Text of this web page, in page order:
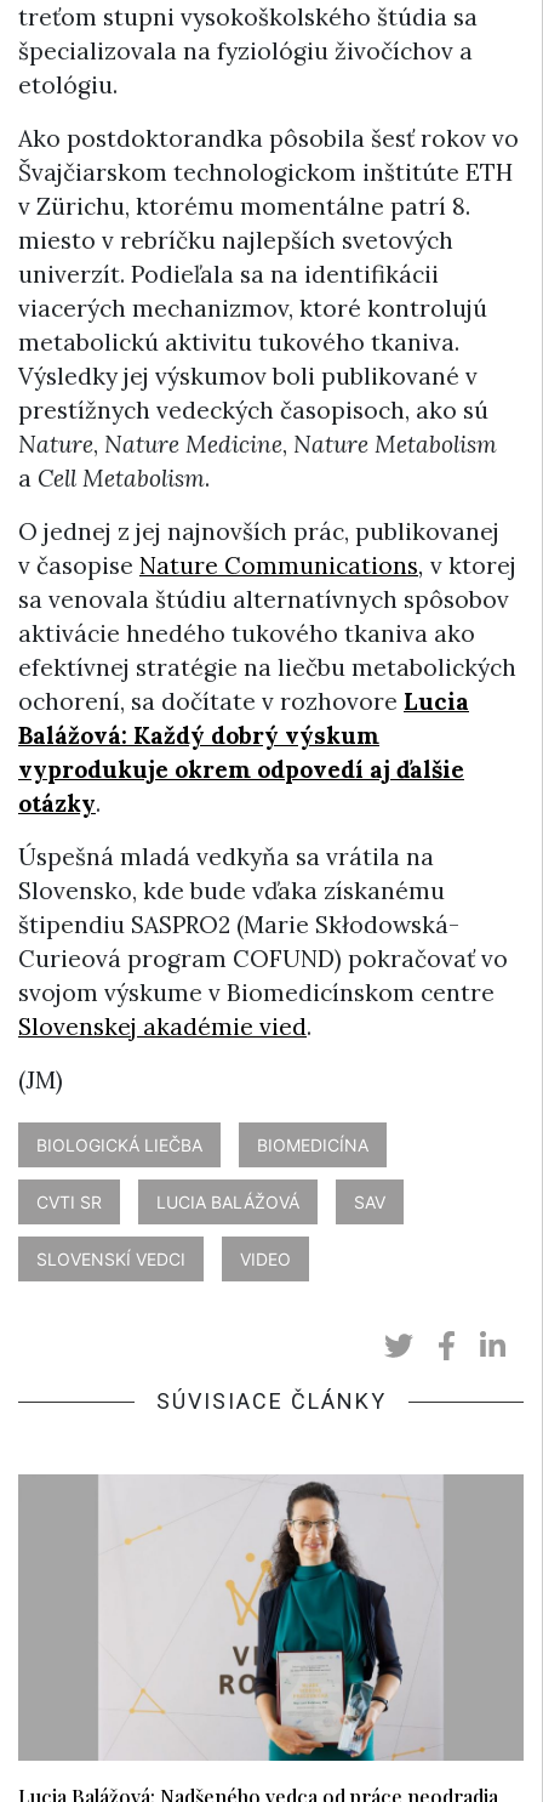
treťom stupni vysokoškolského štúdia sa
špecializovala na fyziológiu živočíchov a
etológiu.
Ako postdoktorandka pôsobila šesť rokov vo
Švajčiarskom technologickom inštitúte ETH
v Zürichu, ktorému momentálne patrí 8.
miesto v rebríčku najlepších svetových
univerzít. Podieľala sa na identifikácii
viacerých mechanizmov, ktoré kontrolujú
metabolickú aktivitu tukového tkaniva.
Výsledky jej výskumov boli publikované v
prestížnych vedeckých časopisoch, ako sú
Nature, Nature Medicine, Nature Metabolism
a Cell Metabolism.
O jednej z jej najnovších prác, publikovanej
v časopise Nature Communications, v ktorej
sa venovala štúdiu alternatívnych spôsobov
aktivácie hnedého tukového tkaniva ako
efektívnej stratégie na liečbu metabolických
ochorení, sa dočítate v rozhovore Lucia
Balážová: Každý dobrý výskum
vyprodukuje okrem odpovedí aj ďalšie
otázky.
Úspešná mladá vedkyňa sa vrátila na
Slovensko, kde bude vďaka získanému
štipendiu SASPRO2 (Marie Skłodowská-
Curieová program COFUND) pokračovať vo
svojom výskume v Biomedicínskom centre
Slovenskej akadémie vied.
(JM)
BIOLOGICKÁ LIEČBA BIOMEDICÍNA
CVTI SR LUCIA BALÁŽOVÁ SAV
SLOVENSKÍ VEDCI VIDEO
SÚVISIACE ČLÁNKY
Lucia Balážová: Nadšeného vedca od práce neodradia